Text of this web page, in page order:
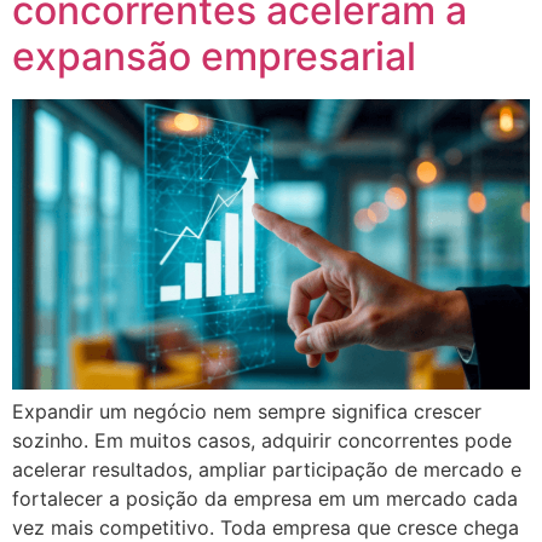
concorrentes aceleram a
expansão empresarial
Expandir um negócio nem sempre significa crescer
sozinho. Em muitos casos, adquirir concorrentes pode
acelerar resultados, ampliar participação de mercado e
fortalecer a posição da empresa em um mercado cada
vez mais competitivo. Toda empresa que cresce chega